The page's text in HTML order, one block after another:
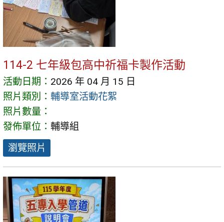
114-2 七年級包高中祈福卡製作活動
活動日期： 2026 年 04 月 15 日
照片類別： 輔導室活動花絮
照片數量：
發佈單位： 輔導組
瀏覽照片